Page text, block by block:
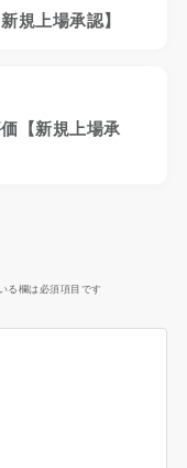
規上場承認】
【新規上場承
る欄は必須項目です